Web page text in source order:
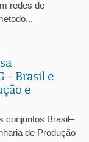
redes de
- Brasil e
e
conjuntos Brasil–
de Produção